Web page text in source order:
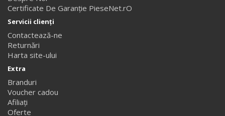
Certificate De Garanție PieseNet.rO
Servicii clienţi
Contactează-ne
Returnări
Harta site-ului
Extra
Branduri
Voucher cadou
Afiliaţi
Oferte